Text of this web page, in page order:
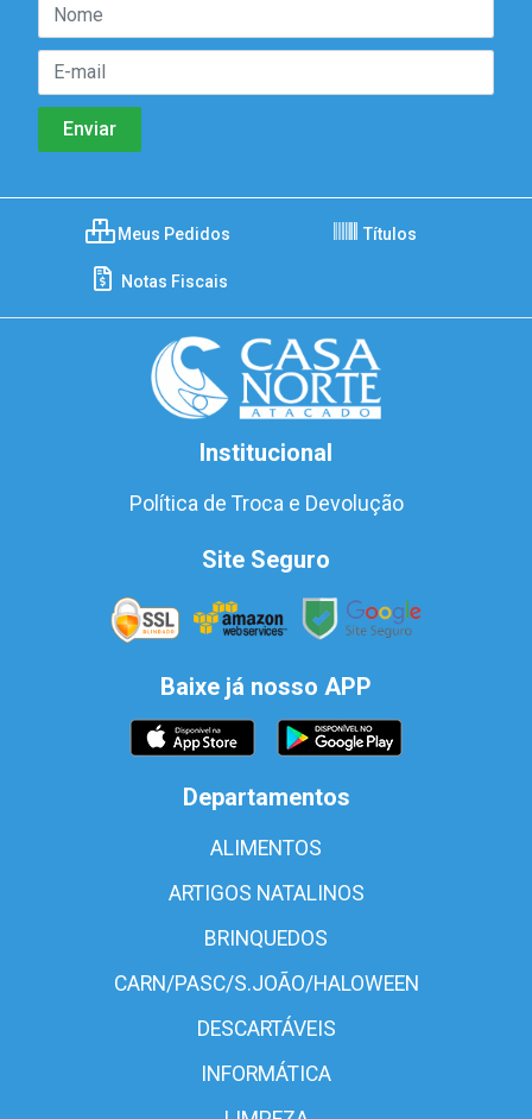
Meus Pedidos Títulos
Notas Fiscais
Institucional
Política de Troca e Devolução
Site Seguro
Baixe já nosso APP
Departamentos
ALIMENTOS
ARTIGOS NATALINOS
BRINQUEDOS
CARN/PASC/S.JOÃO/HALOWEEN
DESCARTÁVEIS
INFORMÁTICA